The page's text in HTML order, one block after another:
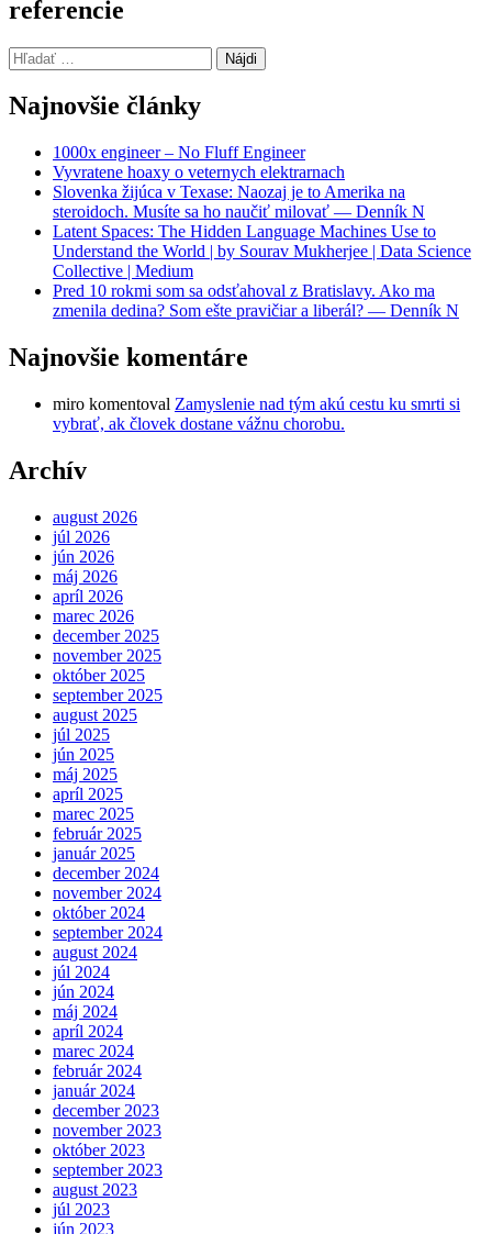
referencie
Hľadať:
Najnovšie články
1000x engineer – No Fluff Engineer
Vyvratene hoaxy o veternych elektrarnach
Slovenka žijúca v Texase: Naozaj je to Amerika na
steroidoch. Musíte sa ho naučiť milovať — Denník N
Latent Spaces: The Hidden Language Machines Use to
Understand the World | by Sourav Mukherjee | Data Science
Collective | Medium
Pred 10 rokmi som sa odsťahoval z Bratislavy. Ako ma
zmenila dedina? Som ešte pravičiar a liberál? — Denník N
Najnovšie komentáre
miro komentoval Zamyslenie nad tým akú cestu ku smrti si
vybrať, ak človek dostane vážnu chorobu.
Archív
august 2026
júl 2026
jún 2026
máj 2026
apríl 2026
marec 2026
december 2025
november 2025
október 2025
september 2025
august 2025
júl 2025
jún 2025
máj 2025
apríl 2025
marec 2025
február 2025
január 2025
december 2024
november 2024
október 2024
september 2024
august 2024
júl 2024
jún 2024
máj 2024
apríl 2024
marec 2024
február 2024
január 2024
december 2023
november 2023
október 2023
september 2023
august 2023
júl 2023
jún 2023